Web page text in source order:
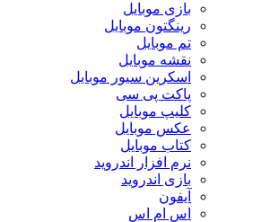
بازی موبایل
رینگتون موبایل
تم موبایل
نقشه موبایل
اسکرین سیور موبایل
پاکت پی سی
کلیپ موبایل
عکس موبایل
کتاب موبایل
نرم افزار اندروید
بازی اندروید
آیفون
اس ام اس